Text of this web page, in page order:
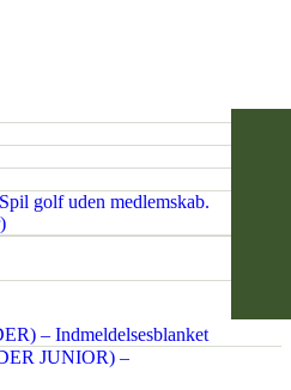
golf uden medlemskab.
– Indmeldelsesblanket
JUNIOR) –